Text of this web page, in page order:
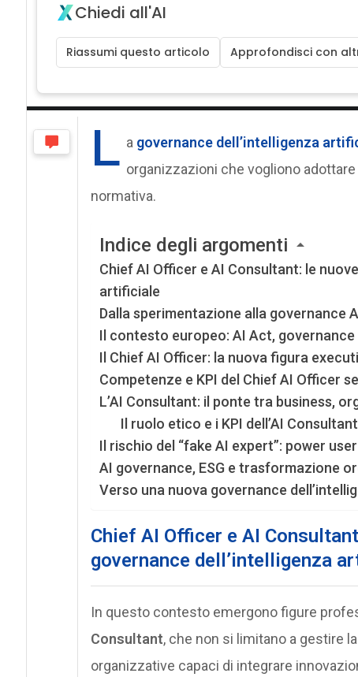
Chiedi all'AI
Riassumi questo articolo Approfondisci con
L a governance dell’intelligenza
organizzazioni che vogliono
normativa.
Indice degli argomenti
Chief AI Officer e AI Consultant: le
artificiale
Dalla sperimentazione alla governance
Il contesto europeo: AI Act,
Il Chief AI Officer: la nuova figura
Competenze e KPI del Chief AI Officer
L’AI Consultant: il ponte tra business,
Il ruolo etico e i KPI dell’AI Consultant
Il rischio del “fake AI expert”: power
AI governance, ESG e trasformazione
Verso una nuova governance
Chief AI Officer e AI
governance dell’intelligenza
In questo contesto emergono figure
Consultant, che non si limitano a gestire
organizzative capaci di integrare